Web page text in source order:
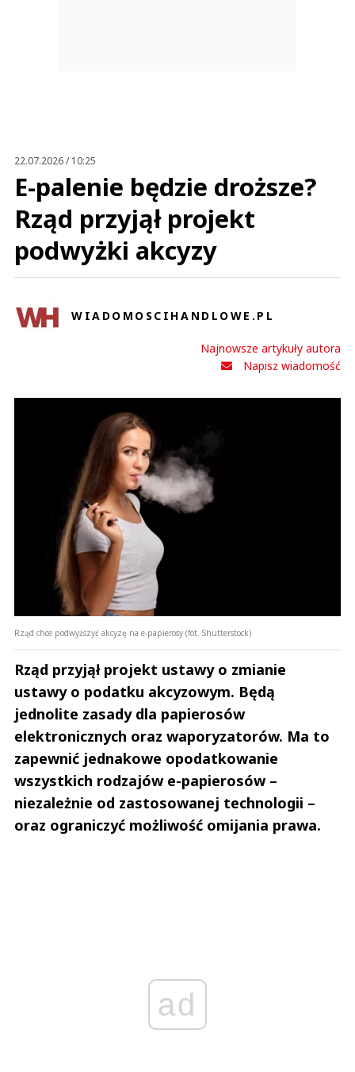
22.07.2026 / 10:25
E-palenie będzie droższe?
Rząd przyjął projekt
podwyżki akcyzy
WIADOMOSCIHANDLOWE.PL
Najnowsze artykuły autora
Napisz wiadomość
Rząd chce podwyższyć akcyzę na e-papierosy (fot. Shutterstock)
Rząd przyjął projekt ustawy o zmianie
ustawy o podatku akcyzowym. Będą
jednolite zasady dla papierosów
elektronicznych oraz waporyzatorów. Ma to
zapewnić jednakowe opodatkowanie
wszystkich rodzajów e-papierosów –
niezależnie od zastosowanej technologii –
oraz ograniczyć możliwość omijania prawa.
ad